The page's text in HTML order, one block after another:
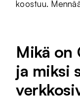
koostuu.
Mikä on
ja miksi